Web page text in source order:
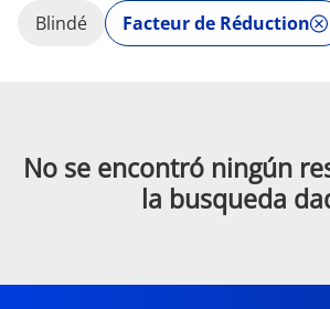
Blindé Facteur de Réduction
No se encontró ningún
la busqueda